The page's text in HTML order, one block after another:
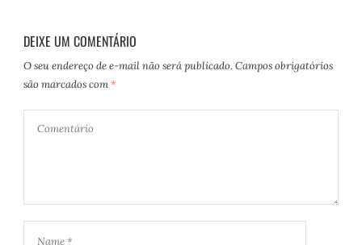
DEIXE UM COMENTÁRIO
O seu endereço de e-mail não será publicado. Campos obrigatórios
são marcados com *